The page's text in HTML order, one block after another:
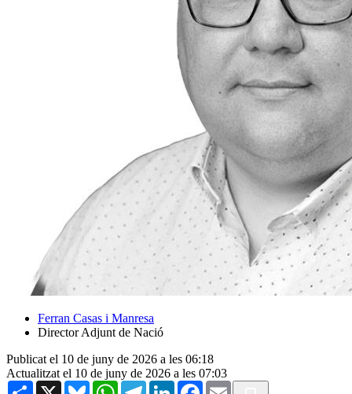
Ferran Casas i Manresa
Director Adjunt de Nació
Publicat el 10 de juny de 2026 a les 06:18
Actualitzat el 10 de juny de 2026 a les 07:03
Share X BlueskyWhatsAppTelegramLinkedInFacebook
Email